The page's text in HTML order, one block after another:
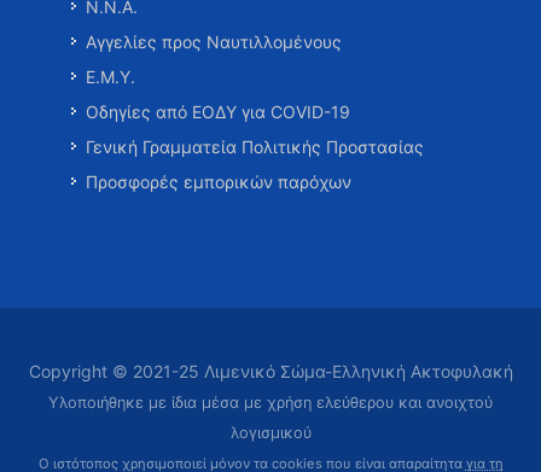
Ν.Ν.Α.
Αγγελίες προς Ναυτιλλομένους
Ε.Μ.Υ.
Οδηγίες από ΕΟΔΥ για COVID-19
Γενική Γραμματεία Πολιτικής Προστασίας
Προσφορές εμπορικών παρόχων
Copyright © 2021-25 Λιμενικό Σώμα-Ελληνική Ακτοφυλακή
Υλοποιήθηκε με ίδια μέσα με χρήση ελεύθερου και ανοιχτού
λογισμικού
Ο ιστότοπος χρησιμοποιεί μόνον τα cookies που είναι απαραίτητα για τη